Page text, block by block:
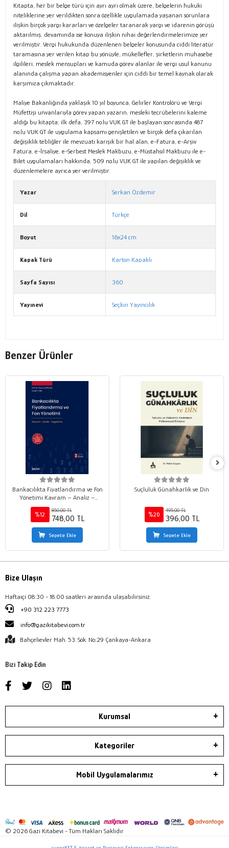
Kitapta, her bir belge türü için ayrı ayrı olmak üzere, belgelerin hukuki
niteliklerine yer verildikten sonra özellikle uygulamada yaşanan sorunlara
ilişkin birçok yargı kararları ve özelgeler taranarak yargı ve idarenin görüşü
aktarılmış, devamında ise konuya ilişkin nihai değerlendirmelerimize yer
verilmiştir. Vergi hukukunda düzenlenen belgeler konusunda ciddi literatür
taramasına yer verilen kitap bu yönüyle, mükellefler, şirketlerin muhasebe
ilgilileri, meslek mensupları ve kamuda görev alanlar ile vergi usul kanunu
alanında çalışma yapan akademisyenler için ciddi bir temel kaynak olarak
karşımıza çıkmaktadır.
Maliye Bakanlığında yaklaşık 10 yıl boyunca, Gelirler Kontrolörü ve Vergi
Müfettişi unvanlarıyla görev yapan yazarın, mesleki tecrübelerini kaleme
aldığı bu kitapta; ilk defa, 397 no.lu VUK GT ile başlayan sonrasında 487
no.lu VUK GT ile uygulama kapsamı genişletilen ve birçok defa çıkarılan
değişiklik tebliğler ile mevzuatı karışık bir hal alan, e-Fatura, e-Arşiv
Fatura, e-İrsaliye, e-Serbest Meslek Makbuzu, e-Müstahsil Makbuzu ile e-
Bilet uygulamaları hakkında, 509 no.lu VUK GT ile yapılan değişiklik ve
düzenlemelere ayrıca yer verilmiştir.
Yazar Serkan Özdemir
Dil Türkçe
Boyut 16x24 cm
Kapak Türü Karton Kapaklı
Sayfa Sayısı 360
Yayınevi Seçkin Yayıncılık
Benzer Ürünler
Bankacılıkta Fiyatlandırma ve Fon
Yönetimi Kavram – Analiz –
Uygulama
%12
850,00 TL
748,00 TL
Sepete Ekle
Suçluluk Günahkarlık ve Din
%20
495,00 TL
396,00 TL
Sepete Ekle
Bize Ulaşın
Haftaiçi 08:30 - 18:00 saatleri arasında ulaşabilirsiniz.
+90 312 223 7773
info@gazikitabevi.com.tr
Bahçelievler Mah. 53. Sok. No:29 Çankaya-Ankara
Bizi Takip Edin
Kurumsal
Kategoriler
Mobil Uygulamalarımız
© 2026 Gazi Kitabevi - Tüm Hakları Saklıdır